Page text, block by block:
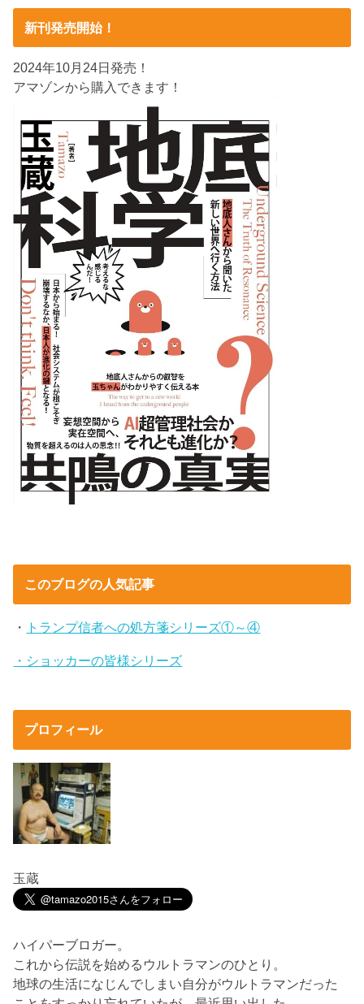
新刊発売開始！
2024年10月24日発売！
アマゾンから購入できます！
このブログの人気記事
・ トランプ信者への処方箋シリーズ①～④
・ショッカーの皆様シリーズ
プロフィール
玉蔵
ハイパーブロガー。
これから伝説を始めるウルトラマンのひとり。
地球の生活になじんでしまい自分がウルトラマンだった